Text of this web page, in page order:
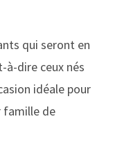
qui seront en
à-dire ceux nés
idéale pour
famille de